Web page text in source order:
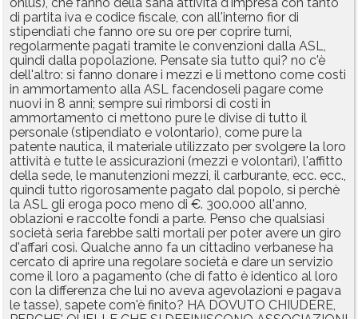
onlus), che fanno della sana attività d'impresa con tanto
di partita iva e codice fiscale, con all'interno fior di
stipendiati che fanno ore su ore per coprire turni,
regolarmente pagati tramite le convenzioni dalla ASL,
quindi dalla popolazione. Pensate sia tutto qui? no c'è
dell'altro: si fanno donare i mezzi e li mettono come costi
in ammortamento alla ASL facendoseli pagare come
nuovi in 8 anni; sempre sui rimborsi di costi in
ammortamento ci mettono pure le divise di tutto il
personale (stipendiato e volontario), come pure la
patente nautica, il materiale utilizzato per svolgere la loro
attività e tutte le assicurazioni (mezzi e volontari), l'affitto
della sede, le manutenzioni mezzi, il carburante, ecc. ecc.,
quindi tutto rigorosamente pagato dal popolo, si perchè
la ASL gli eroga poco meno di €. 300.000 all'anno,
oblazioni e raccolte fondi a parte. Penso che qualsiasi
società seria farebbe salti mortali per poter avere un giro
d'affari così. Qualche anno fa un cittadino verbanese ha
cercato di aprire una regolare società e dare un servizio
come il loro a pagamento (che di fatto è identico al loro
con la differenza che lui no aveva agevolazioni e pagava
le tasse), sapete com'è finito? HA DOVUTO CHIUDERE,